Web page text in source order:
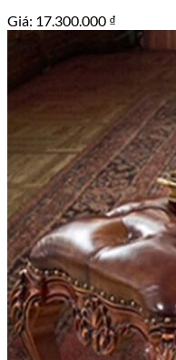
Giá: 17.300.000 ₫